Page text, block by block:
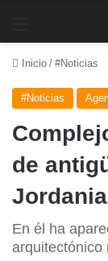
Inicio / #Noticias
#Noticias
de
Jordania
En él ha
arquitectónico